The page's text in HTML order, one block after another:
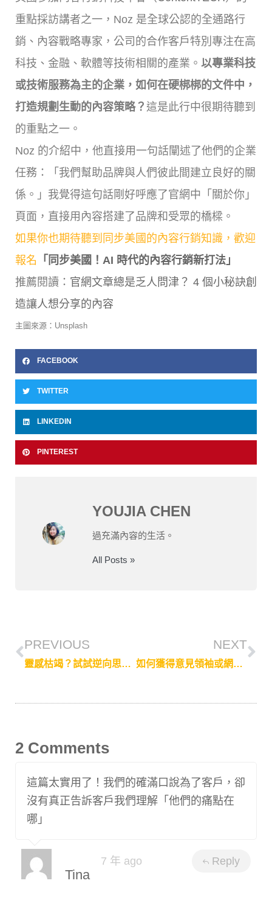
重點採訪講者之一，Noz 是全球公認的全通路行
銷、內容戰略專家，公司的合作客戶特別專注在高
科技、金融、軟體等技術相關的產業。 以專業科技
或技術服務為主的企業，如何在硬梆梆的文件中，
打造規劃生動的內容策略？ 這是此行中很期待聽到
的重點之一。
Noz 的介紹中，他直接用一句話闡述了他們的企業
任務：「我們幫助品牌與人們彼此間建立良好的關
係。」我覺得這句話剛好呼應了官網中「關於你」
頁面，直接用內容搭建了品牌和受眾的橋樑。
如果你也期待聽到同步美國的內容行銷知識，歡迎
報名 「同步美國！AI 時代的內容行銷新打法」
推薦閱讀： 官網文章總是乏人問津？ 4 個小秘訣創
造讓人想分享的內容
主圖來源：Unsplash
FACEBOOK
TWITTER
LINKEDIN
PINTEREST
YOUJIA CHEN
過充滿內容的生活。
All Posts »
PREVIOUS
靈感枯竭？試試逆向思考，迅速發想內容創意
NEXT
如何獲得意見領袖或網紅推薦？善用內容行銷創造「反向連結」
2 Comments
這篇太實用了！我們的確滿口說為了客戶，卻
沒有真正告訴客戶我們理解「他們的痛點在
哪」
Tina
7 年 ago Reply